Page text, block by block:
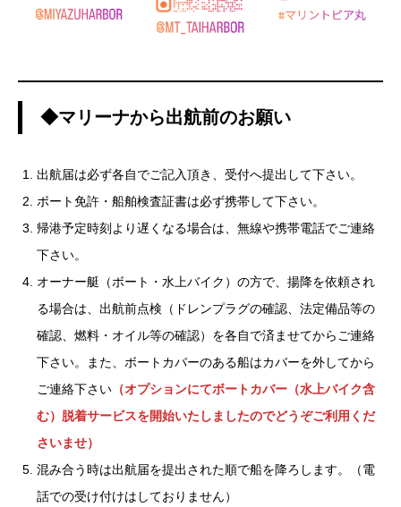
◆マリーナから出航前のお願い
出航届は必ず各自でご記入頂き、受付へ提出して下さい。
ボート免許・船舶検査証書は必ず携帯して下さい。
帰港予定時刻より遅くなる場合は、無線や携帯電話でご連絡
下さい。
オーナー艇（ボート・水上バイク）の方で、揚降を依頼され
る場合は、出航前点検（ドレンプラグの確認、法定備品等の
確認、燃料・オイル等の確認）を各自で済ませてからご連絡
下さい。また、ボートカバーのある船はカバーを外してから
ご連絡下さい （オプションにてボートカバー（水上バイク含
む）脱着サービスを開始いたしましたのでどうぞご利用くだ
さいませ）
混み合う時は出航届を提出された順で船を降ろします。（電
話での受け付けはしておりません）